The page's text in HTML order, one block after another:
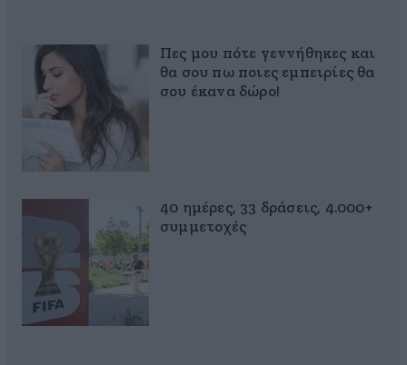
Πες μου πότε γεννήθηκες και
θα σου πω ποιες εμπειρίες θα
σου έκανα δώρο!
40 ημέρες, 33 δράσεις, 4.000+
συμμετοχές